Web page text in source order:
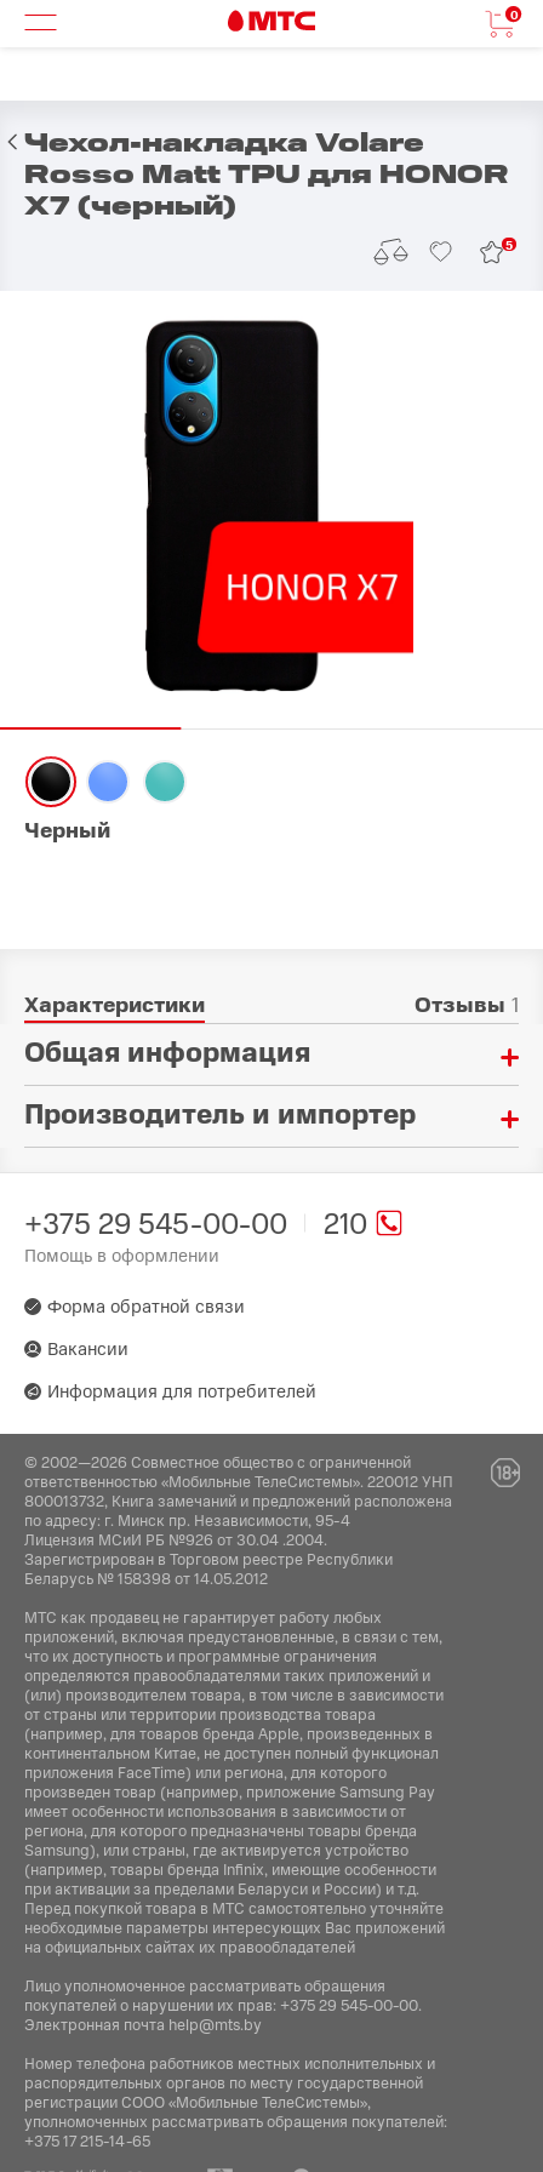
0
Чехол-накладка Volare
Rosso Matt TPU для HONOR
X7 (черный)
5
Черный
Характеристики Отзывы 1
Общая информация
Материал:
Soft-touch пластик
Чехол-накладка
Гарантия:
Производитель и импортер
Произведено в стране:
Производитель:
Роуд, Кван Тонг, Гонконг, КНР.
Поставщик:
ООО "Ай Поинт" г. Минск, ул. Кирилла и
Мефодия, д.8, оф. 15
210
+375 29 545-00-00
Помощь в оформлении
Форма обратной связи
Вакансии
Информация для потребителей
© 2002—2026 Совместное общество с ограниченной
ответственностью «Мобильные ТелеСистемы». 220012 УНП
800013732, Книга замечаний и предложений расположена
по адресу: г. Минск пр. Независимости, 95-4
Лицензия МСиИ РБ №926 от 30.04 .2004.
Зарегистрирован в Торговом реестре Республики
Беларусь № 158398 от 14.05.2012
МТС как продавец не гарантирует работу любых
приложений, включая предустановленные, в связи с тем,
что их доступность и программные ограничения
определяются правообладателями таких приложений и
(или) производителем товара, в том числе в зависимости
от страны или территории производства товара
(например, для товаров бренда Apple, произведенных в
континентальном Китае, не доступен полный функционал
приложения FaceTime) или региона, для которого
произведен товар (например, приложение Samsung Pay
имеет особенности использования в зависимости от
региона, для которого предназначены товары бренда
Samsung), или страны, где активируется устройство
(например, товары бренда Infiniх, имеющие особенности
при активации за пределами Беларуси и России) и т.д.
Перед покупкой товара в МТС самостоятельно уточняйте
необходимые параметры интересующих Вас приложений
на официальных сайтах их правообладателей
Лицо уполномоченное рассматривать обращения
покупателей о нарушении их прав: +375 29 545-00-00.
Электронная почта help@mts.by
Номер телефона работников местных исполнительных и
распорядительных органов по месту государственной
регистрации СООО «Мобильные ТелеСистемы»,
уполномоченных рассматривать обращения покупателей:
+375 17 215-14-65